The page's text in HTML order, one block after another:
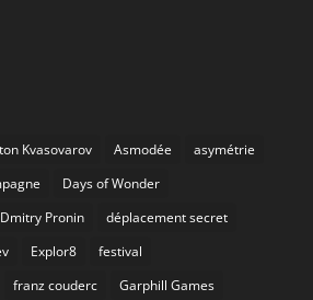
Kvasovarov Asmodée
asymétrie
Days of Wonder
Dmitry Pronin
déplacement secret
Explor8
festival
franz couderc
Garphill Games